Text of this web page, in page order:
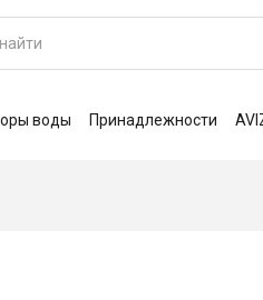
воды Принадлежности